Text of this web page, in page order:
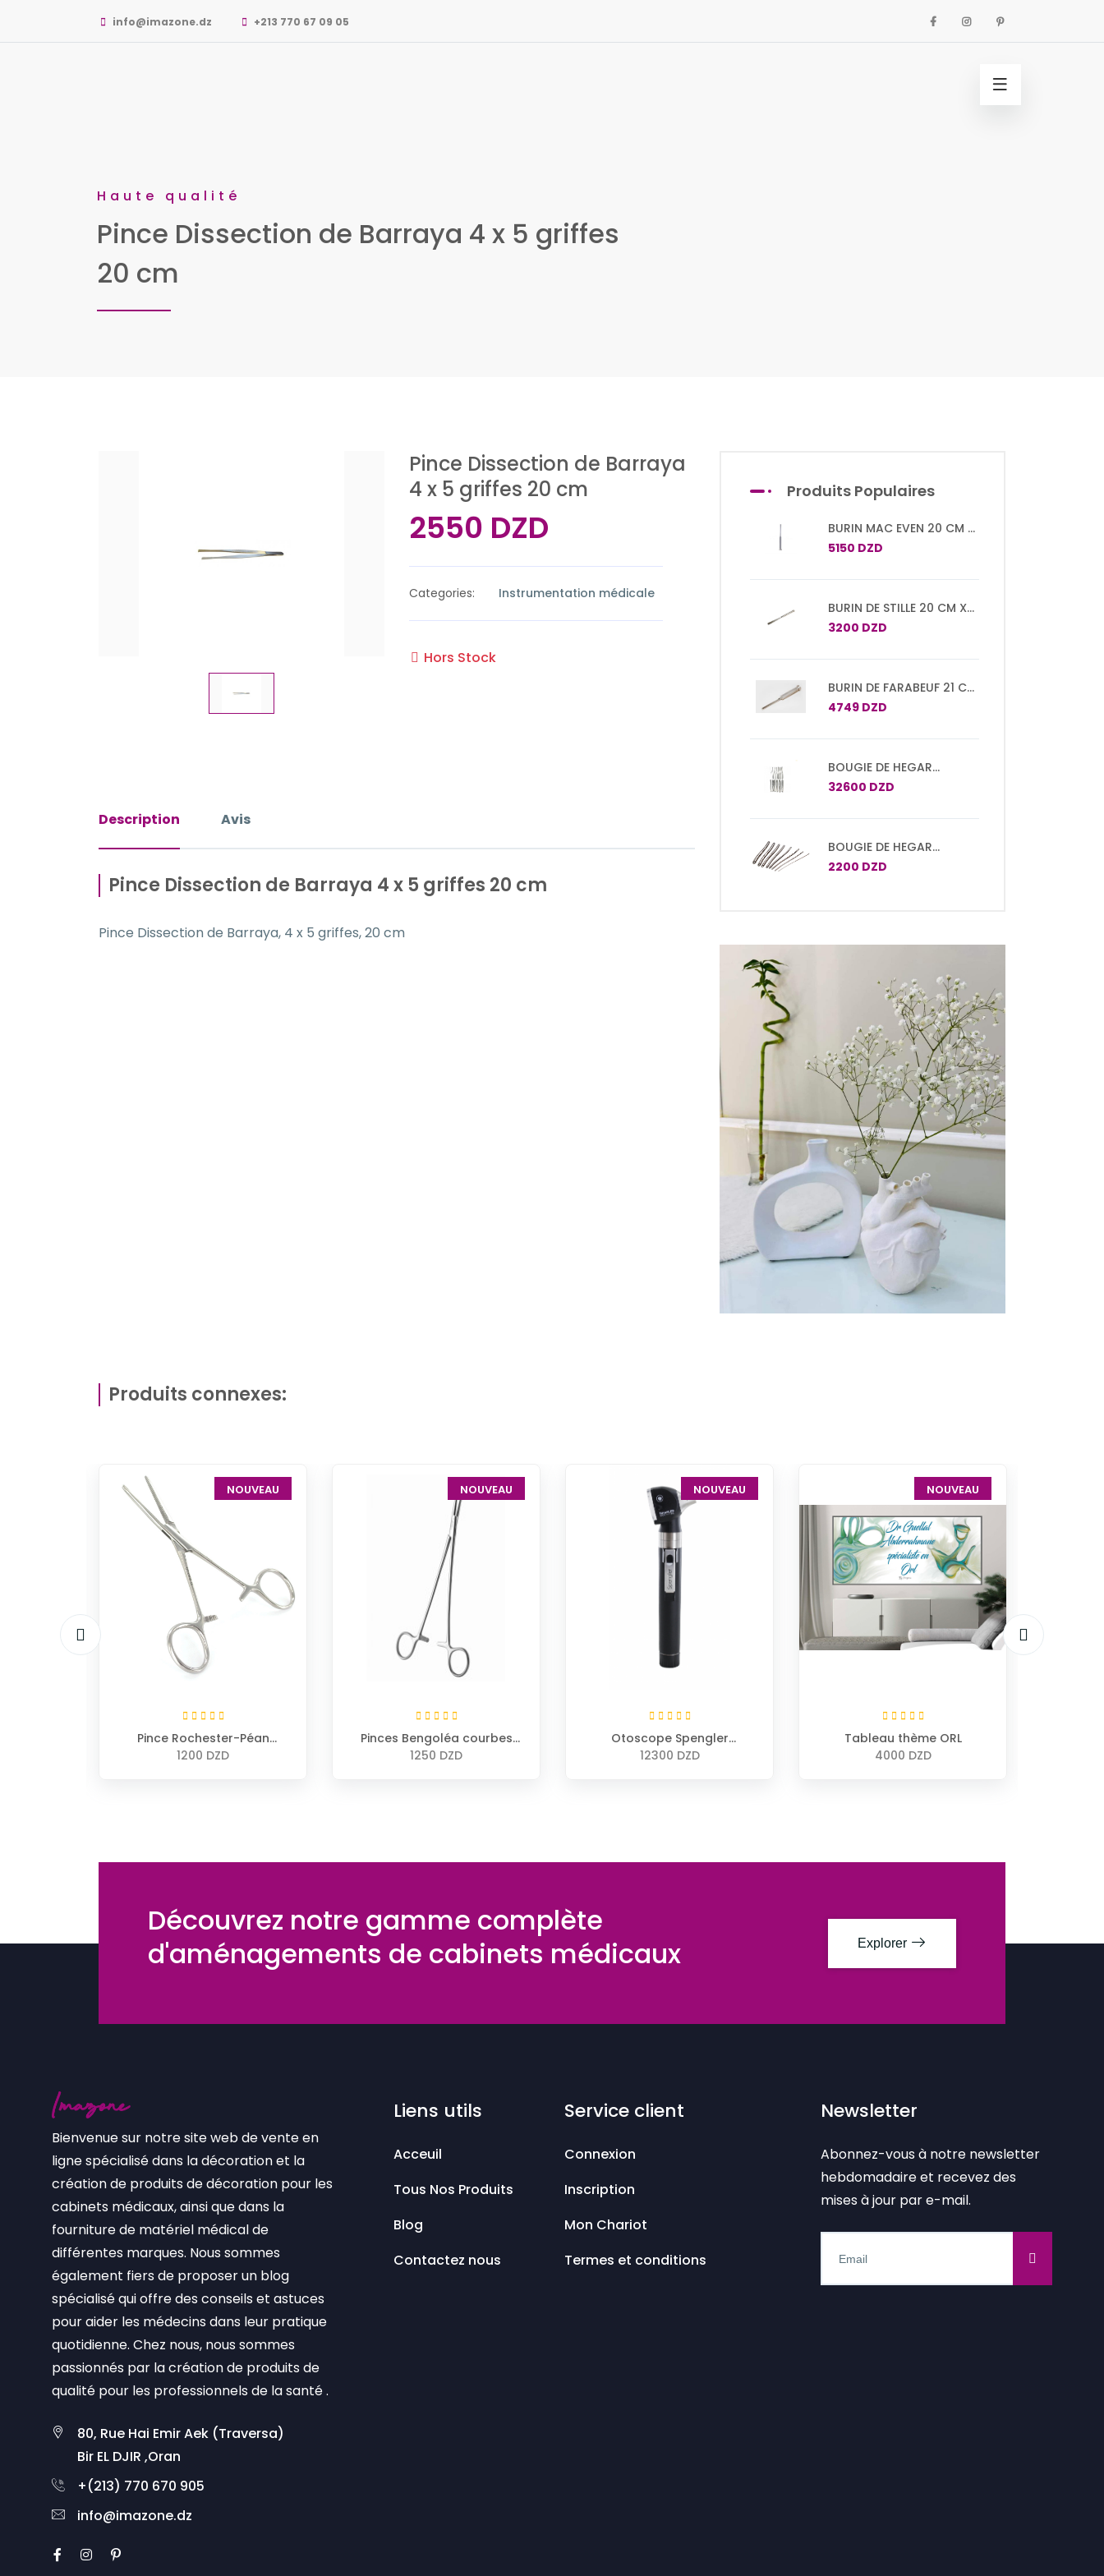
info@imazone.dz +213 770 67 09 05
Haute qualité
Pince Dissection de Barraya 4 x 5 griffes
20 cm
Pince Dissection de Barraya
4 x 5 griffes 20 cm
2550 DZD
Categories: Instrumentation médicale
Hors Stock
Description Avis
Pince Dissection de Barraya 4 x 5 griffes 20 cm
Pince Dissection de Barraya, 4 x 5 griffes, 20 cm
Produits Populaires
BURIN MAC EVEN 20 CM X
20 MM
5150 DZD
BURIN DE STILLE 20 CM X
10 MM
3200 DZD
BURIN DE FARABEUF 21 CM
X 20 MM
4749 DZD
BOUGIE DE HEGAR
DOUBLE 20 CM SET DE 15
32600 DZD
BOUGIE DE HEGAR
DOUBLE 20 CM
2200 DZD
Produits connexes:
NOUVEAU
Pince Rochester-Péan
Kocher droite sans griffe
1200 DZD
NOUVEAU
Pinces Bengoléa courbes
avec griffes 20cm
1250 DZD
NOUVEAU
Otoscope Spengler
SMARTLED 5500 à fibres
12300 DZD
NOUVEAU
Tableau thème ORL
4000 DZD
Découvrez notre gamme complète
d'aménagements de cabinets médicaux
Explorer
Bienvenue sur notre site web de vente en
ligne spécialisé dans la décoration et la
création de produits de décoration pour les
cabinets médicaux, ainsi que dans la
fourniture de matériel médical de
différentes marques. Nous sommes
également fiers de proposer un blog
spécialisé qui offre des conseils et astuces
pour aider les médecins dans leur pratique
quotidienne. Chez nous, nous sommes
passionnés par la création de produits de
qualité pour les professionnels de la santé .
80, Rue Hai Emir Aek (Traversa)
Bir EL DJIR ,Oran
+(213) 770 670 905
info@imazone.dz
Liens utils
Acceuil
Tous Nos Produits
Blog
Contactez nous
Service client
Connexion
Inscription
Mon Chariot
Termes et conditions
Newsletter
Abonnez-vous à notre newsletter
hebdomadaire et recevez des
mises à jour par e-mail.